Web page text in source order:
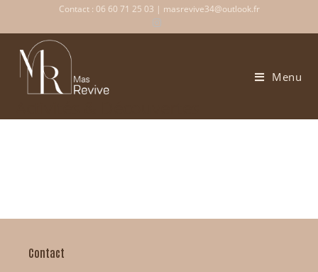
Contact : 06 60 71 25 03 | masrevive34@outlook.fr
Menu
Contact